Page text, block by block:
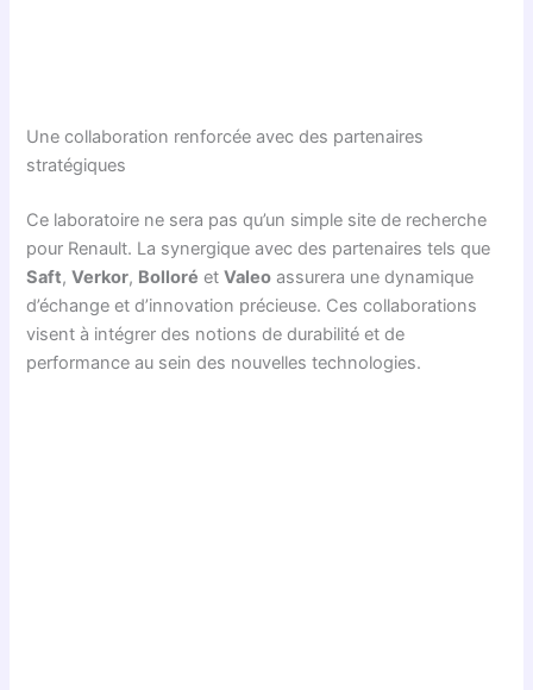
Une collaboration renforcée avec des partenaires
stratégiques
Ce laboratoire ne sera pas qu’un simple site de recherche
pour Renault. La synergique avec des partenaires tels que
Saft,Verkor, Bolloré etValeo assurera une dynamique
d’échange et d’innovation précieuse. Ces collaborations
visent à intégrer des notions de durabilité et de
performance au sein des nouvelles technologies.